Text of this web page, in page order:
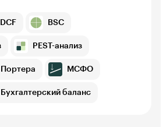
DCF BSC
PEST-анализ
Портера МСФО
Бухгалтерский баланс